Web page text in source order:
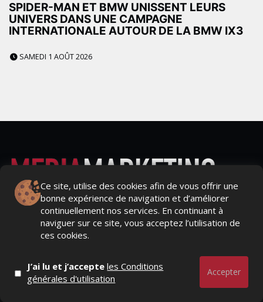
SPIDER-MAN ET BMW UNISSENT LEURS
UNIVERS DANS UNE CAMPAGNE
INTERNATIONALE AUTOUR DE LA BMW IX3
SAMEDI 1 AOÛT 2026
Ce site, utilise des cookies afin de vous offrir une
bonne expérience de navigation et d’améliorer
continuellement nos services. En continuant à
naviguer sur ce site, vous acceptez l’utilisation de
ces cookies.
J’ai lu et j’accepteles Conditions
générales d'utilisation
Accepter
Actualités Média, Actualités Com/Market/Ntic, Actualités
Distrib, Dossier, Interview, Stratégies, Communication,
Marques avenue, Relations presse, Créa, Baromètre,
People, Métier, Profil...
RESTER CONNECTÉ